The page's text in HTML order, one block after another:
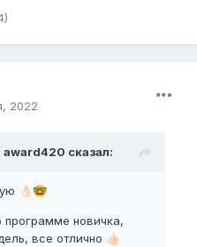
2022
сказал:
👌🏻🤓
новичка,
все отлично 👍🏻